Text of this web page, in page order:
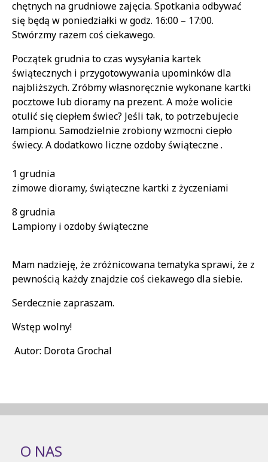
chętnych na grudniowe zajęcia. Spotkania odbywać
się będą w poniedziałki w godz. 16:00 – 17:00.
Stwórzmy razem coś ciekawego.
Początek grudnia to czas wysyłania kartek
świątecznych i przygotowywania upominków dla
najbliższych. Zróbmy własnoręcznie wykonane kartki
pocztowe lub dioramy na prezent. A może wolicie
otulić się ciepłem świec? Jeśli tak, to potrzebujecie
lampionu. Samodzielnie zrobiony wzmocni ciepło
świecy. A dodatkowo liczne ozdoby świąteczne .
1 grudnia
zimowe dioramy, świąteczne kartki z życzeniami
8 grudnia
Lampiony i ozdoby świąteczne
Mam nadzieję, że zróżnicowana tematyka sprawi, że z
pewnością każdy znajdzie coś ciekawego dla siebie.
Serdecznie zapraszam.
Wstęp wolny!
Autor: Dorota Grochal
O NAS